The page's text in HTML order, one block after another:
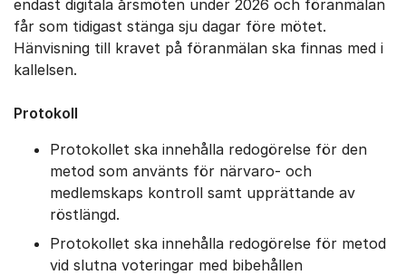
endast digitala årsmöten under 2026 och föranmälan
får som tidigast stänga sju dagar före mötet.
Hänvisning till kravet på föranmälan ska finnas med i
kallelsen.
Protokoll
Protokollet ska innehålla redogörelse för den
metod som använts för närvaro- och
medlemskaps kontroll samt upprättande av
röstlängd.
Protokollet ska innehålla redogörelse för metod
vid slutna voteringar med bibehållen